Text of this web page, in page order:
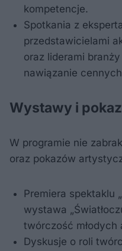
kompetencje.
Spotkania z
przedstawicielami
oraz liderami
nawiązanie
Wystawy i
W programie nie
oraz pokazów
Premiera spektaklu
wystawa
twórczość młodych
Dyskusje o roli